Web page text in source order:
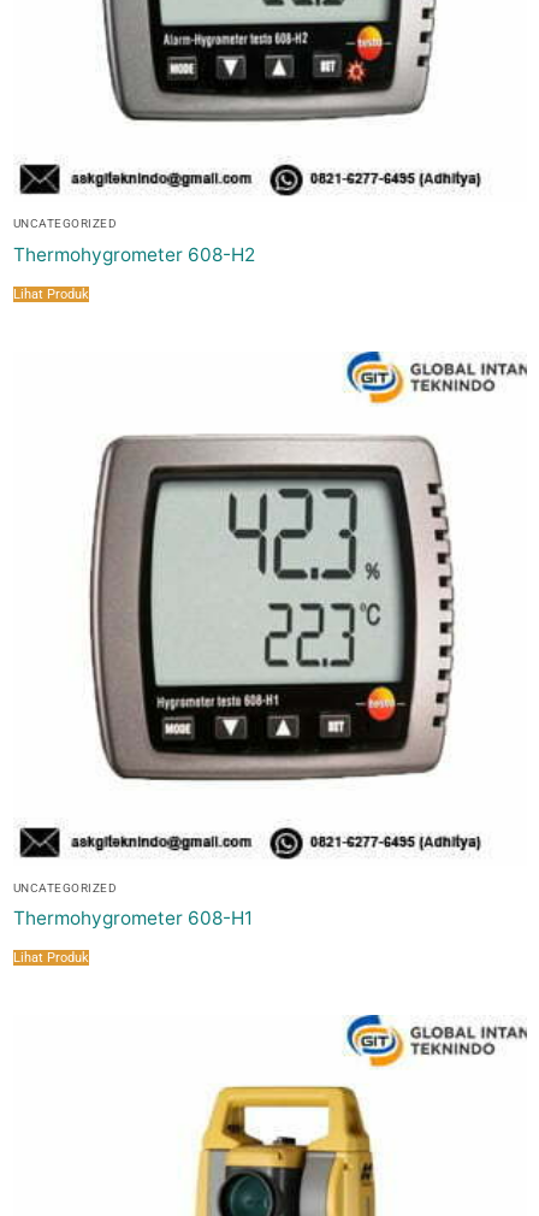
UNCATEGORIZED
Thermohygrometer 608-H2
Lihat Produk
UNCATEGORIZED
Thermohygrometer 608-H1
Lihat Produk